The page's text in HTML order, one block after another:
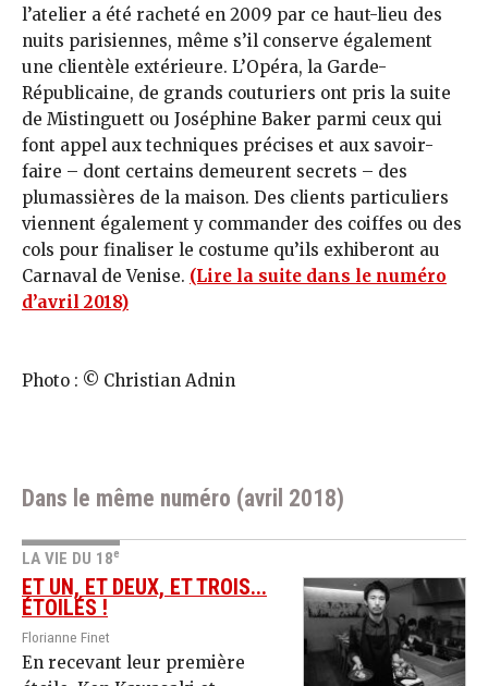
l’atelier a été racheté en 2009 par ce haut-lieu des
nuits parisiennes, même s’il conserve également
une clientèle extérieure. L’Opéra, la Garde-
Républicaine, de grands couturiers ont pris la suite
de Mistinguett ou Joséphine Baker parmi ceux qui
font appel aux techniques précises et aux savoir-
faire – dont certains demeurent secrets – des
plumassières de la maison. Des clients particuliers
viennent également y commander des coiffes ou des
cols pour finaliser le costume qu’ils exhiberont au
Carnaval de Venise. (Lire la suite dans le numéro
d’avril 2018)
Photo : © Christian Adnin
Dans le même numéro (avril 2018)
LA VIE DU 18e
ET UN, ET DEUX, ET TROIS...
ÉTOILÉS !
Florianne Finet
En recevant leur première